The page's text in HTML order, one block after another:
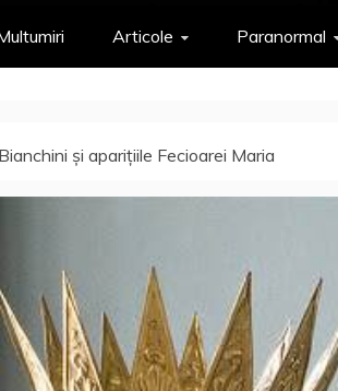
Articole Paranormal
şi apariţiile Fecioarei Maria